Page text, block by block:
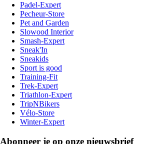
Padel-Expert
Pecheur-Store
Pet and Garden
Slowood Interior
Smash-Expert
Sneak'In
Sneakids
Sport is good
Training-Fit
Trek-Expert
Triathlon-Expert
TripNBikers
Vélo-Store
Winter-Expert
Abonneer je op onze nieuwsbrief